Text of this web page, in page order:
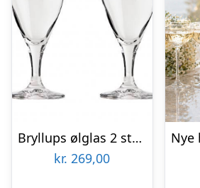
Bryllups ølglas 2 stk 40 cl
kr. 269,00